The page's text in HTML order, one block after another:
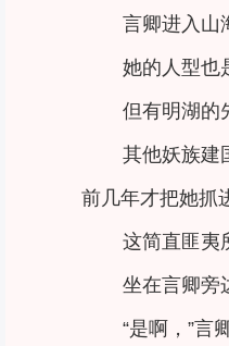
言卿进入山
她的人型也
但有明湖的
其他妖族建
前几年才把她抓
这简直匪夷
坐在言卿旁
“是啊，”言